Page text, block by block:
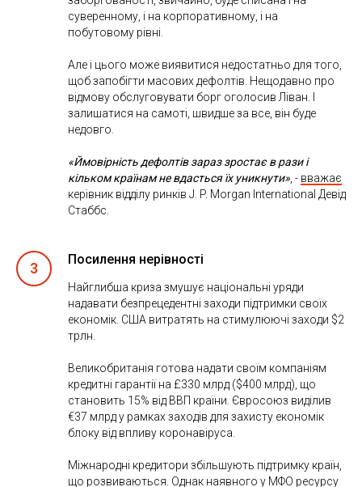
суверенному, і на корпоративному, і на
побутовому рівні.
Але і цього може виявитися недостатньо для того,
щоб запобігти масових дефолтів. Нещодавно про
відмову обслуговувати борг оголосив Ліван. І
залишатися на самоті, швидше за все, він буде
недовго.
«Ймовірність дефолтів зараз зростає в рази і
кільком країнам не вдасться їх уникнути» , - вважає
керівник відділу ринків J. P. Morgan International Девід
Стаббс.
3
Посилення нерівності
Найглибша криза змушує національні уряди
надавати безпрецедентні заходи підтримки своїх
економік. США витратять на стимулюючі заходи $2
трлн.
Великобританія готова надати своїм компаніям
кредитні гарантії на £330 млрд ($400 млрд), що
становить 15% від ВВП країни. Євросоюз виділив
€37 млрд у рамках заходів для захисту економік
блоку від впливу коронавіруса.
Міжнародні кредитори збільшують підтримку країн,
що розвиваються. Однак наявного у МФО ресурсу